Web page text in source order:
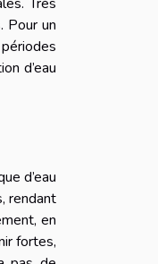
Pour un
d’eau
d’eau
rendant
en
fortes,